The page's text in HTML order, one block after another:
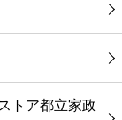
トア都立家政